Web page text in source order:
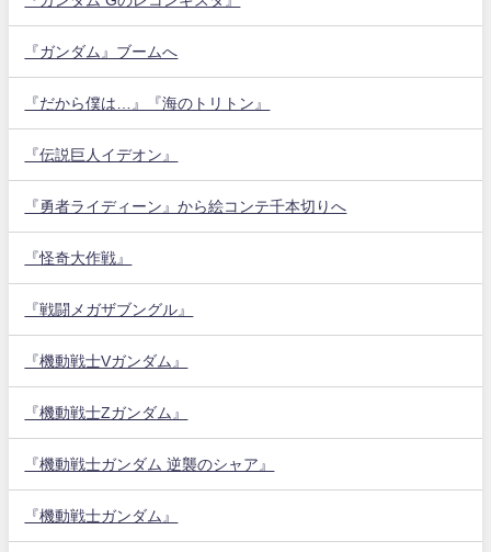
『ガンダム』ブームへ
『だから僕は…』『海のトリトン』
『伝説巨人イデオン』
『勇者ライディーン』から絵コンテ千本切りへ
『怪奇大作戦』
『戦闘メガザブングル』
『機動戦士Vガンダム』
『機動戦士Zガンダム』
『機動戦士ガンダム 逆襲のシャア』
『機動戦士ガンダム』